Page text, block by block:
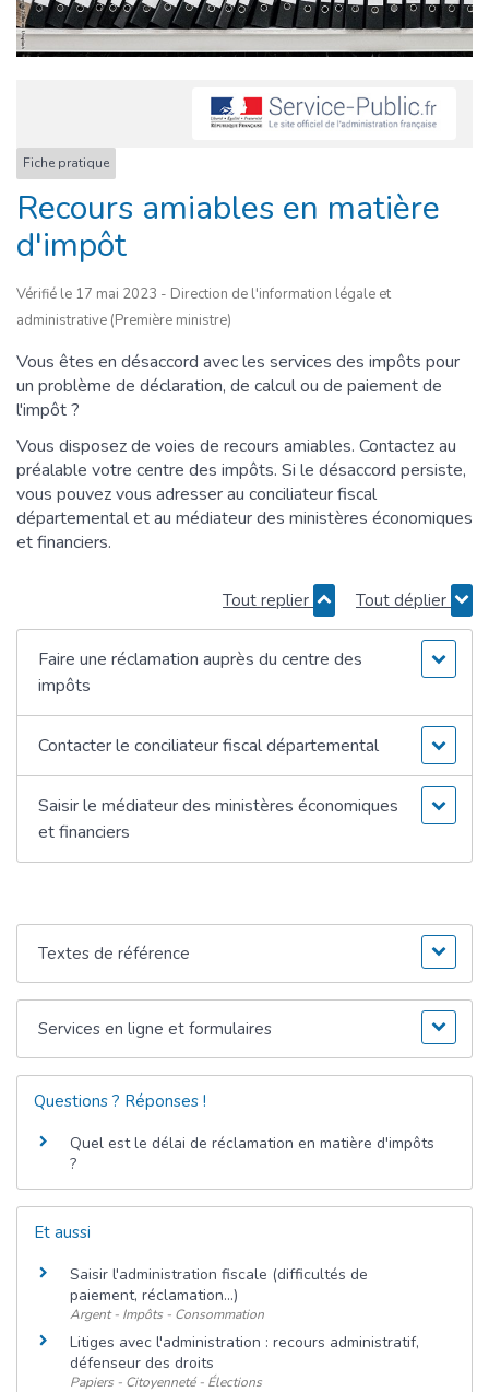
Fiche pratique
Recours amiables en matière
d'impôt
Vérifié le 17 mai 2023 - Direction de l'information légale et
administrative (Première ministre)
Vous êtes en désaccord avec les services des impôts pour
un problème de déclaration, de calcul ou de paiement de
l'impôt ?
Vous disposez de voies de recours amiables. Contactez au
préalable votre centre des impôts. Si le désaccord persiste,
vous pouvez vous adresser au conciliateur fiscal
départemental et au médiateur des ministères économiques
et financiers.
Tout replier Tout déplier
Faire une réclamation auprès du centre des
impôts
Contacter le conciliateur fiscal départemental
Saisir le médiateur des ministères économiques
et financiers
Textes de référence
Services en ligne et formulaires
Questions ? Réponses !
Quel est le délai de réclamation en matière d'impôts
?
Et aussi
Saisir l'administration fiscale (difficultés de
paiement, réclamation...)
Argent - Impôts - Consommation
Litiges avec l'administration : recours administratif,
défenseur des droits
Papiers - Citoyenneté - Élections